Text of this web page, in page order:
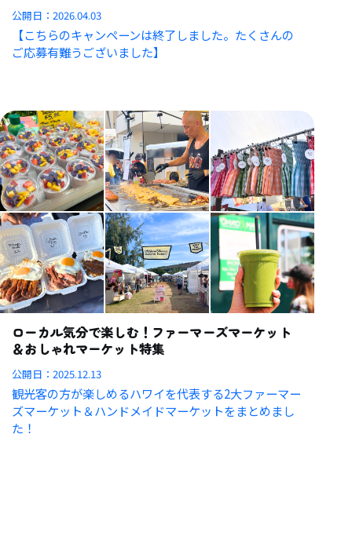
公開日：2026.04.03
【こちらのキャンペーンは終了しました。たくさんの
ご応募有難うございました】
ローカル気分で楽しむ！ファーマーズマーケット
＆おしゃれマーケット特集
公開日：2025.12.13
観光客の方が楽しめるハワイを代表する2大ファーマー
ズマーケット＆ハンドメイドマーケットをまとめまし
た！